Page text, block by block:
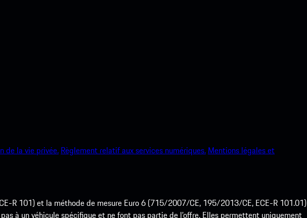
de la vie privée. Règlement relatif aux services numériques. Mentions légales et
R 101) et la méthode de mesure Euro 6 (715/2007/CE, 195/2013/CE, ECE-R 101.01)
à un véhicule spécifique et ne font pas partie de l’offre. Elles permettent uniquement